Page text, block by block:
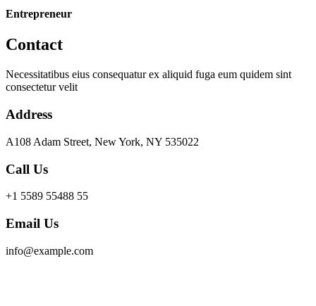
Entrepreneur
Contact
Necessitatibus eius consequatur ex aliquid fuga eum quidem sint
consectetur velit
Address
A108 Adam Street, New York, NY 535022
Call Us
+1 5589 55488 55
Email Us
info@example.com